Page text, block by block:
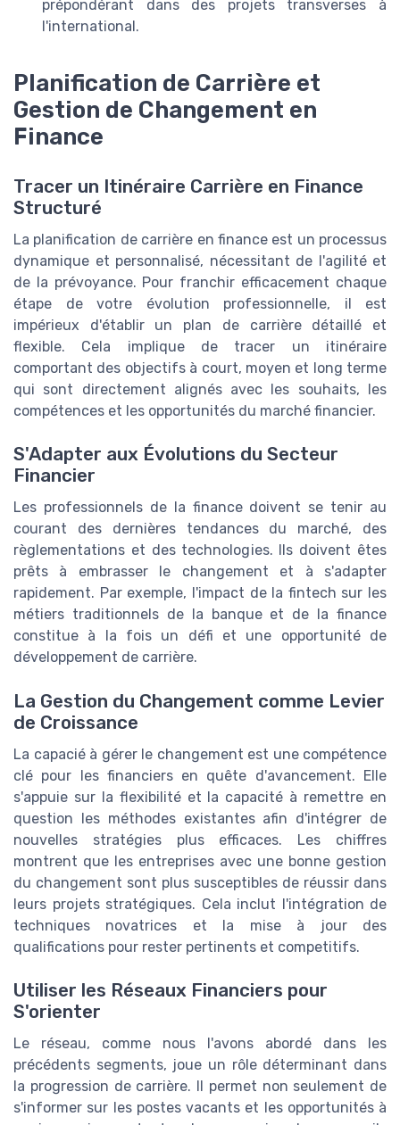
prépondérant dans des projets transverses à
l'international.
Planification de Carrière et
Gestion de Changement en
Finance
Tracer un Itinéraire Carrière en Finance
Structuré
La planification de carrière en finance est un processus
dynamique et personnalisé, nécessitant de l'agilité et
de la prévoyance. Pour franchir efficacement chaque
étape de votre évolution professionnelle, il est
impérieux d'établir un plan de carrière détaillé et
flexible. Cela implique de tracer un itinéraire
comportant des objectifs à court, moyen et long terme
qui sont directement alignés avec les souhaits, les
compétences et les opportunités du marché financier.
S'Adapter aux Évolutions du Secteur
Financier
Les professionnels de la finance doivent se tenir au
courant des dernières tendances du marché, des
règlementations et des technologies. Ils doivent êtes
prêts à embrasser le changement et à s'adapter
rapidement. Par exemple, l'impact de la fintech sur les
métiers traditionnels de la banque et de la finance
constitue à la fois un défi et une opportunité de
développement de carrière.
La Gestion du Changement comme Levier
de Croissance
La capacié à gérer le changement est une compétence
clé pour les financiers en quête d'avancement. Elle
s'appuie sur la flexibilité et la capacité à remettre en
question les méthodes existantes afin d'intégrer de
nouvelles stratégies plus efficaces. Les chiffres
montrent que les entreprises avec une bonne gestion
du changement sont plus susceptibles de réussir dans
leurs projets stratégiques. Cela inclut l'intégration de
techniques novatrices et la mise à jour des
qualifications pour rester pertinents et competitifs.
Utiliser les Réseaux Financiers pour
S'orienter
Le réseau, comme nous l'avons abordé dans les
précédents segments, joue un rôle déterminant dans
la progression de carrière. Il permet non seulement de
s'informer sur les postes vacants et les opportunités à